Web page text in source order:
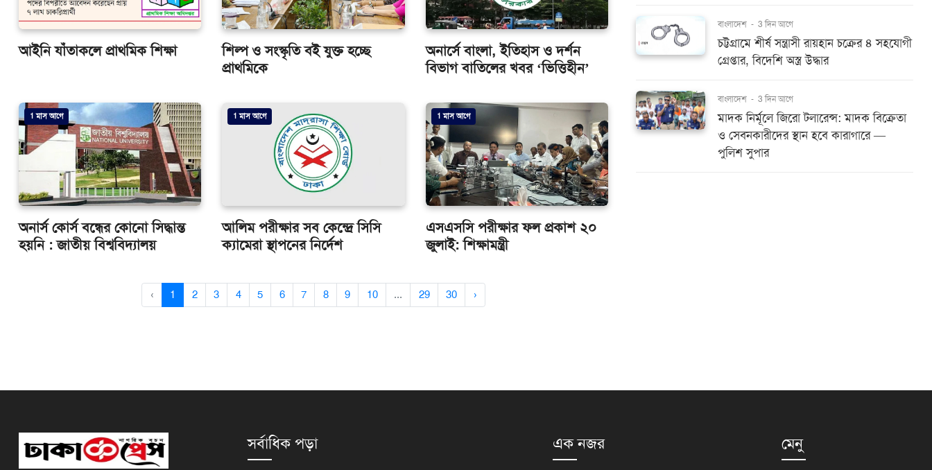
আইনি যাঁতাকলে প্রাথমিক শিক্ষা
শিল্প ও সংস্কৃতি বই যুক্ত হচ্ছে
প্রাথমিকে
অনার্সে বাংলা, ইতিহাস ও দর্শন
বিভাগ বাতিলের খবর ‘ভিত্তিহীন’
1 মাস আগে
অনার্স কোর্স বন্ধের কোনো সিদ্ধান্ত
হয়নি : জাতীয় বিশ্ববিদ্যালয়
1 মাস আগে
আলিম পরীক্ষার সব কেন্দ্রে সিসি
ক্যামেরা স্থাপনের নির্দেশ
1 মাস আগে
এসএসসি পরীক্ষার ফল প্রকাশ ২০
জুলাই: শিক্ষামন্ত্রী
‹ 1 2 3 4 5 6 7 8 9 10 ... 29 30 ›
বাংলাদেশ - 3 দিন আগে
চট্টগ্রামে শীর্ষ সন্ত্রাসী রায়হান চক্রের ৪ সহযোগী
গ্রেপ্তার, বিদেশি অস্ত্র উদ্ধার
বাংলাদেশ - 3 দিন আগে
মাদক নির্মূলে জিরো টলারেন্স: মাদক বিক্রেতা
ও সেবনকারীদের স্থান হবে কারাগারে —
পুলিশ সুপার
সর্বাধিক পড়া এক নজর মেনু